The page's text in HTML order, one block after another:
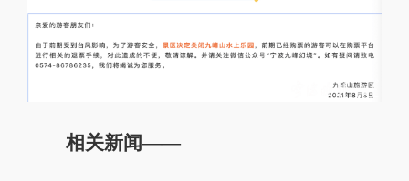
相关新闻——